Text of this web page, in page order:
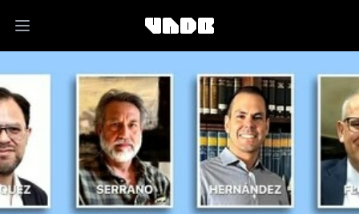
Open main menu